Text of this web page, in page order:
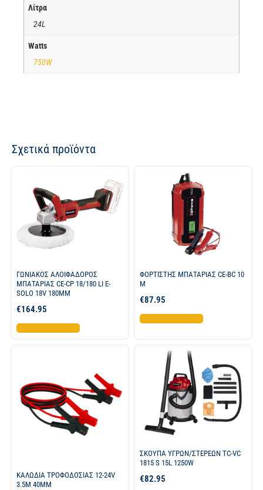
Λίτρα
24L
Watts
750W
Σχετικά προϊόντα
ΓΩΝΙΑΚΟΣ ΑΛΟΙΦΑΔΟΡΟΣ
ΜΠΑΤΑΡΙΑΣ CE-CP 18/180 LI E-
SOLO 18V 180MM
€164.95
Προσθήκη στο καλάθι
ΦΟΡΤΙΣΤΗΣ ΜΠΑΤΑΡΙΑΣ CE-BC 10
M
€87.95
Προσθήκη στο καλάθι
ΚΑΛΩΔΙΑ ΤΡΟΦΟΔΟΣΙΑΣ 12-24V
3.5M 40MM
ΣΚΟΥΠΑ ΥΓΡΩΝ/ΣΤΕΡΕΩΝ TC-VC
1815 S 15L 1250W
€82.95